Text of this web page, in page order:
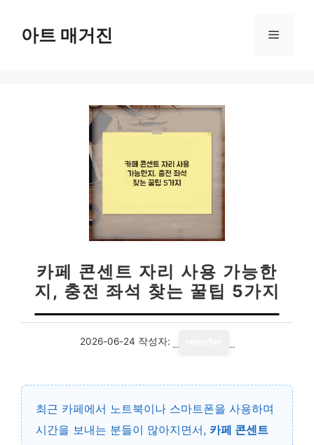
아트 매거진 메
카페 콘센트 자리 사용 가능한
지, 충전 좌석 찾는 꿀팁 5가지
2026-06-24 작성자:
최근 카페에서 노트북이나 스마트폰을 사용하며
시간을 보내는 분들이 많아지면서, 카페 콘센트